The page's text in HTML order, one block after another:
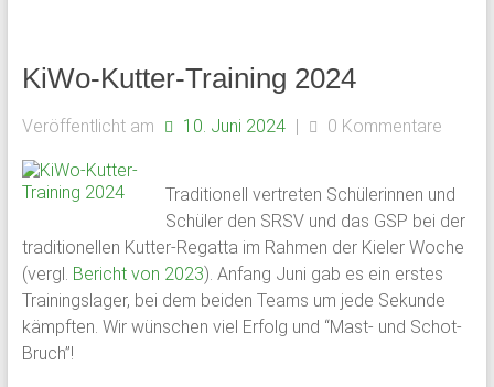
KiWo-Kutter-Training 2024
Veröffentlicht am 10. Juni 2024 | 0 Kommentare
Traditionell vertreten Schülerinnen und
Schüler den SRSV und das GSP bei der
traditionellen Kutter-Regatta im Rahmen der Kieler Woche
(vergl. Bericht von 2023). Anfang Juni gab es ein erstes
Trainingslager, bei dem beiden Teams um jede Sekunde
kämpften. Wir wünschen viel Erfolg und “Mast- und Schot-
Bruch”!